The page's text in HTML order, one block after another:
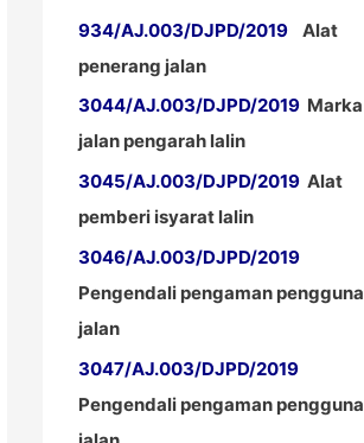
934/AJ.003/DJPD/2019 Alat
penerang jalan
3044/AJ.003/DJPD/2019 Marka
jalan pengarah lalin
3045/AJ.003/DJPD/2019 Alat
pemberi isyarat lalin
3046/AJ.003/DJPD/2019
Pengendali pengaman pengguna
jalan
3047/AJ.003/DJPD/2019
Pengendali pengaman pengguna